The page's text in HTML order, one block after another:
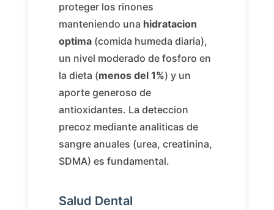
proteger los rinones
manteniendo una hidratacion
optima(comida humeda diaria),
un nivel moderado de fosforo en
la dieta (menos del 1%) y un
aporte generoso de
antioxidantes. La deteccion
precoz mediante analiticas de
sangre anuales (urea, creatinina,
SDMA) es fundamental.
Salud Dental